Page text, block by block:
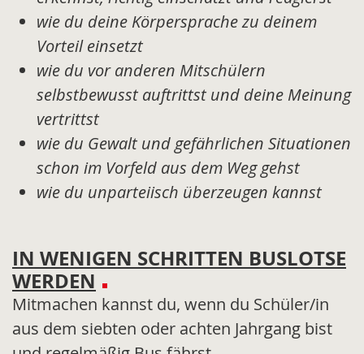
wie du deine Körpersprache zu deinem
Vorteil einsetzt
wie du vor anderen Mitschülern
selbstbewusst auftrittst und deine Meinung
vertrittst
wie du Gewalt und gefährlichen Situationen
schon im Vorfeld aus dem Weg gehst
wie du unparteiisch überzeugen kannst
IN WENIGEN SCHRITTEN BUSLOTSE
WERDEN
Mitmachen kannst du, wenn du Schüler/in
aus dem siebten oder achten Jahrgang bist